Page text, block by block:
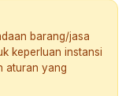
barang/jasa
keperluan instansi
aturan yang